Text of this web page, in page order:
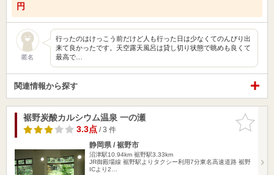
円
匿名
行ったのはけっこう前だけど人も行った日は少なくてのんびり出
来て良かったです。天空露天風呂は貸し切り状態で眺めも良くて
最高で…
関連情報から探す
お気に入
りに追加
裾野炭酸カルシウム温泉 一の瀬
3.3点/ 3 件
静岡県 / 裾野市
沼津駅10.94km 裾野駅3.33km
JR御殿場線 裾野駅よりタクシー利用7分東名高速道路 裾野
ICより2…